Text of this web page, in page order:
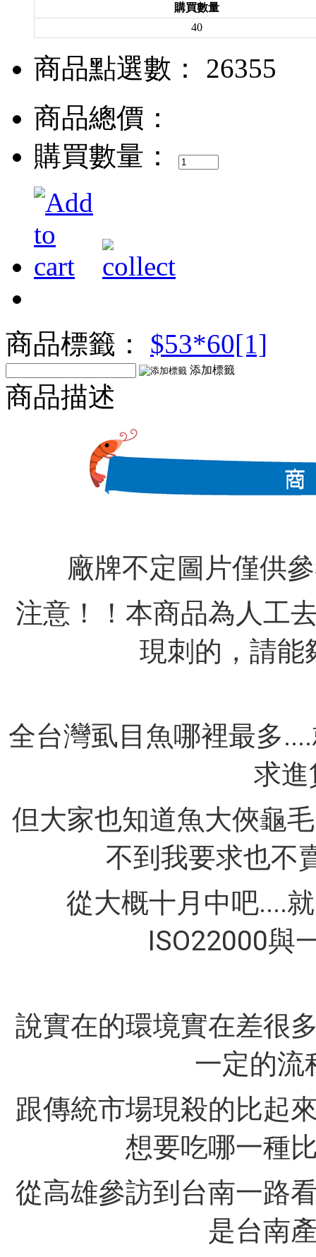
購買數量
40
商品點選數： 26355
商品總價：
購買數量：
商品標籤： $53*60[1]
添加標籤
商品描述
廠牌不定圖片僅供
注意！！本商品為人工
現刺的，請能
全台灣虱目魚哪裡最多
求
但大家也知道魚大俠龜
不到我要求也不
從大概十月中吧....
ISO22000與
說實在的環境實在差很
一定的流
跟傳統市場現殺的比起
想要吃哪一種
從高雄參訪到台南一路
是台南